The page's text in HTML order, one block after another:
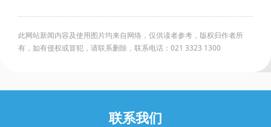
此网站新闻内容及使用图片均来自网络，仅供读者参考，版权归作者所
有，如有侵权或冒犯，请联系删除，联系电话：021 3323 1300
联系我们